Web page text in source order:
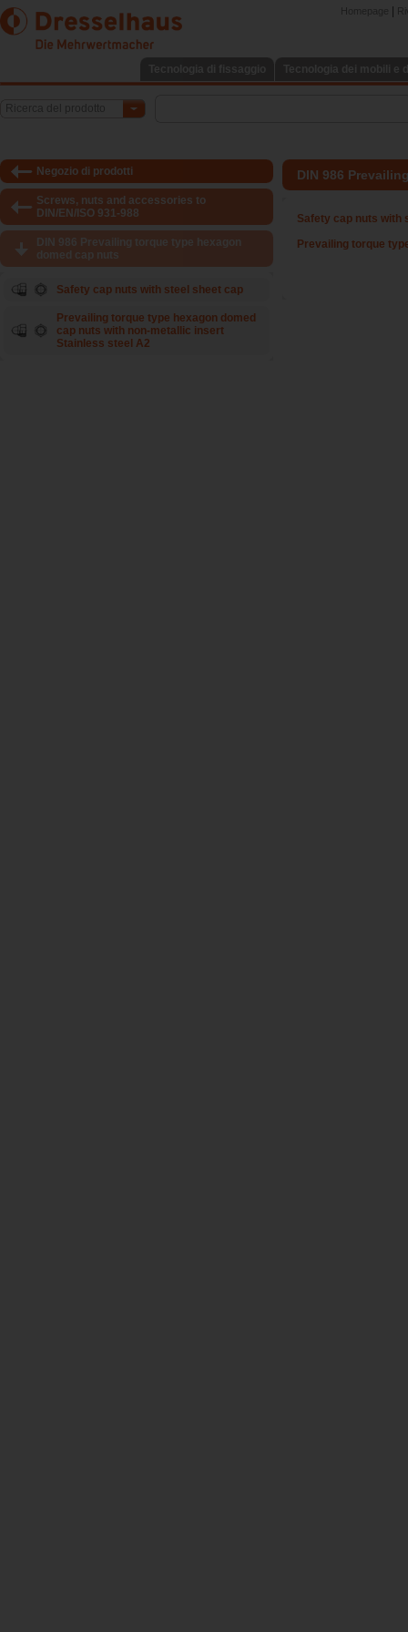
Homepage
Ricerca del prodotto
Negozio di prodotti
Screws, nuts and accessories to
DIN/EN/ISO 931-988
DIN 986 Prevailing torque type hexagon
domed cap nuts
Safety cap nuts with steel sheet cap
Prevailing torque type hexagon domed
cap nuts with non-metallic insert
Stainless steel A2
DIN 986
Safety cap nuts with
Prevailing torque